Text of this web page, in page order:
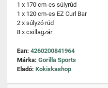
1 x 170 cm-es súlyrúd
1 x 120 cm-es EZ Curl Bar
2 x súlyzó rúd
8 x csillagzár
Ean: 4260200841964
Márka: Gorilla Sports
Eladó: Kokiskashop